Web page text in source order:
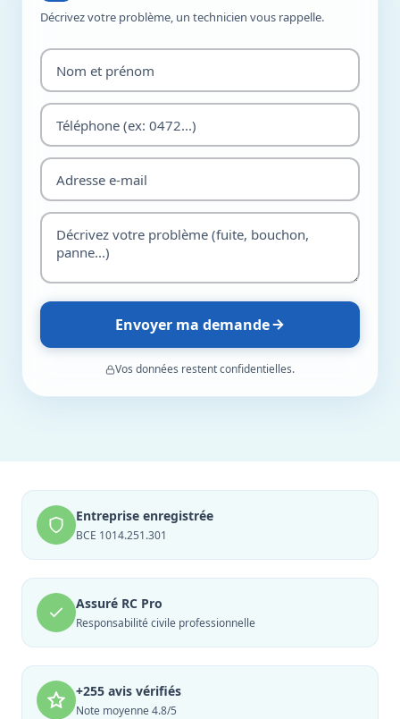
Décrivez votre problème, un technicien vous rappelle.
Envoyer ma demande
Vos données restent confidentielles.
Entreprise enregistrée
BCE 1014.251.301
Assuré RC Pro
Responsabilité civile professionnelle
+255 avis vérifiés
Note moyenne 4.8/5